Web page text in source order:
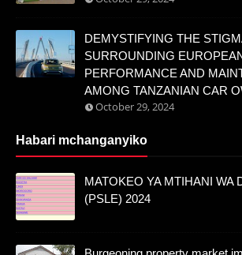
DEMYSTIFYING THE
SURROUNDING
PERFORMANCE AND
AMONG TANZANIAN CAR
October 29, 2024
Habari mchanganyiko
MATOKEO YA MTIHANI WA
(PSLE) 2024